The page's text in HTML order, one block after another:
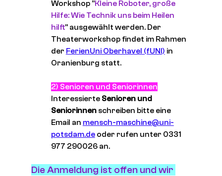
Workshop "Kleine Roboter, große
Hilfe: Wie Technik uns beim Heilen
hilft" ausgewählt werden. Der
Theaterworkshop findet im Rahmen
der FerienUni Oberhavel (fUNI) in
Oranienburg statt.
2) Senioren und Seniorinnen
Interessierte Senioren und
Seniorinnen schreiben bitte eine
Email an mensch-maschine@uni-
potsdam.de oder rufen unter 0331
977 290026 an.
Die Anmeldung ist offen und wir